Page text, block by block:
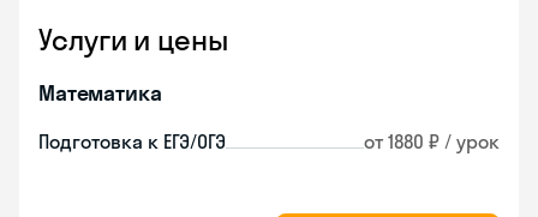
Услуги и цены
Математика
Подготовка к ЕГЭ/ОГЭ от 1880 ₽ / урок